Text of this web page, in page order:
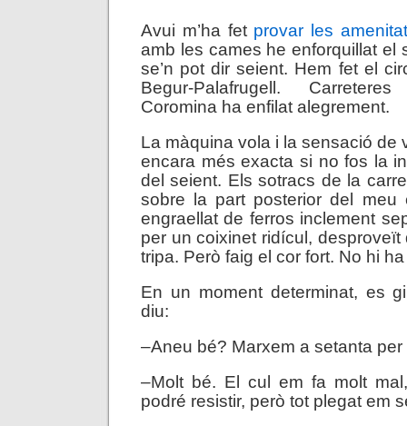
Avui m’ha fet provar les
amb les cames he enforquillat el
se’n pot dir seient. Hem fet el
Begur-Palafrugell.
Coromina ha enfilat alegrement.
La màquina vola i la sensació de
encara més exacta si no fos la
del seient. Els sotracs de la
sobre la part posterior del meu
engraellat de ferros inclement
per un coixinet ridícul,
tripa. Però faig el cor fort. No hi
En un moment determinat, es
diu:
–Aneu bé? Marxem a setanta
–Molt bé. El cul em fa molt
podré resistir, però tot plegat em